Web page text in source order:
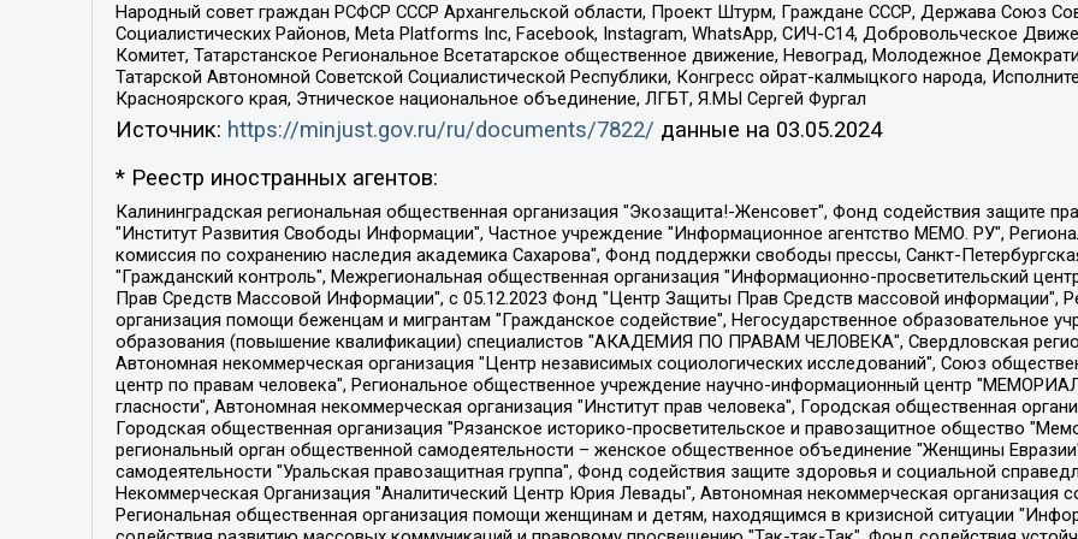
Народный совет граждан РСФСР СССР Архангельской области, Проект Штурм, Граждане СССР, Держава Союз
Социалистических Районов, Meta Platforms Inc, Facebook, Instagram, WhatsApp, СИЧ-С14, Добровольческое
Комитет, Татарстанское Региональное Всетатарское общественное движение, Невоград, Молодежное
Татарской Автономной Советской Социалистической Республики, Конгресс ойрат-калмыцкого народа,
Красноярского края, Этническое национальное объединение, ЛГБТ, Я.МЫ Сергей Фургал
Источник: https://minjust.gov.ru/ru/documents/7822/ данные на 03.05.2024
* Реестр иностранных агентов:
Калининградская региональная общественная организация "Экозащита!-Женсовет", Фонд содействия защите прав и свобод граждан "Общественный вердикт", Фонд "Институт Развития Свободы Информации", Частное учреждение "Информационное агентство МЕМО. РУ", Региональная общественная организация "Общественная комиссия по сохранению наследия академика Сахарова", Фонд поддержки свободы прессы, Санкт-Петербургская общественная правозащитная организация "Гражданский контроль", Межрегиональная общественная организация "Информационно-просветительский центр "Мемориал", Региональный Фонд "Центр Защиты Прав Средств Массовой Информации", с 05.12.2023 Фонд "Центр Защиты Прав Средств массовой информации", Региональная общественная благотворительная организация помощи беженцам и мигрантам "Гражданское содействие", Негосударственное образовательное учреждение дополнительного профессионального образования (повышение квалификации) специалистов "АКАДЕМИЯ ПО ПРАВАМ ЧЕЛОВЕКА", Свердловская региональная общественная организация "Сутяжник", Автономная некоммерческая организация "Центр независимых социологических исследований", Союз общественных объединений "Российский исследовательский центр по правам человека", Региональное общественное учреждение научно-информационный центр "МЕМОРИАЛ", Некоммерческая организация "Фонд защиты гласности", Автономная некоммерческая организация "Институт прав человека", Городская общественная организация "Екатеринбургское общество "МЕМОРИАЛ", Городская общественная организация "Рязанское историко-просветительское и правозащитное общество "Мемориал" (Рязанский Мемориал), Челябинский региональный орган общественной самодеятельности – женское общественное объединение "Женщины Евразии", Челябинский региональный орган общественной самодеятельности "Уральская правозащитная группа", Фонд содействия защите здоровья и социальной справедливости имени Андрея Рылькова, Автономная Некоммерческая Организация "Аналитический Центр Юрия Левады", Автономная некоммерческая организация социальной поддержки населения "Проект Апрель", Региональная общественная организация помощи женщинам и детям, находящимся в кризисной ситуации "Информационно-методический центр "Анна", Фонд содействия развитию массовых коммуникаций и правовому просвещению "Так-так-Так", Фонд содействия устойчивому развитию "Серебряная тайга", Свердловский региональный общественный фонд социальных проектов "Новое время", "Idel.Реалии", Кавказ.Реалии, Крым.Реалии, Телеканал Настоящее Время, Татаро-башкирская служба Радио Свобода (Azatliq Radiosi), Радио Свободная Европа/Радио Свобода (PCE/PC), "Сибирь.Реалии", "Фактограф", Благотворительный фонд помощи осужденным и их семьям, Автономная некоммерческая организация "Институт глобализации и социальных движений", Фонд "В защиту прав заключенных", Частное учреждение "Центр поддержки и содействия развитию средств массовой информации", Пензенский региональный общественный благотворительный фонд "Гражданский союз", "Север.Реалии", Некоммерческая организация Фонд "Правовая инициатива", Общество с ограниченной ответственностью "Радио Свободная Европа/Радио Свобода", Чешское информационное агентство "MEDIUM-ORIENT", Красноярская региональная общественная организация "Мы против СПИДа", Камалягин Денис Николаевич, Маркелов Сергей Евгеньевич, Пономарев Лев Александрович, Савицкая Людмила Алексеевна, Автономная некоммерческая организация "Центр по работе с проблемой насилия "НАСИЛИЮ.НЕТ", Межрегиональный профессиональный союз работников здравоохранения "Альянс врачей", Юридическое лицо, зарегистрированное в Латвийской Республике, SIA "Medusa Project" (регистрационный номер 40103797863, дата регистрации 10.06.2014), Некоммерческая организация "Фонд по борьбе с коррупцией", Автономная некоммерческая организация "Институт права и публичной политики", Баданин Роман Сергеевич, Гликин Максим Александрович, Железнова Мария Михайловна, Лукьянова Юлия Сергеевна, Маетная Елизавета Витальевна, Маняхин Петр Борисович, Чуракова Ольга Владимировна, Ярош Юлия Петровна, Юридическое лицо "The Insider SIA", зарегистрированное в Риге, Латвийская Республика (дата регистрации 26.06.2015), являющееся администратором доменного имени интернет-издания "The Insider SIA", https://theins.ru, Постернак Алексей Евгеньевич, Рубин Михаил Аркадьевич, Анин Роман Александрович, Юридическое лицо Istories fonds, зарегистрированное в Латвийской Республике (регистрационный номер 50008295751, дата регистрации 24.02.2020), Великовский Дмитрий Александрович, Долинина Ирина Николаевна, Мароховская Алеся Алексеевна, Шлейнов Роман Юрьевич, Шмагун Олеся Валентиновна, Общество с ограниченной ответственностью "Альтаир 2021", Общество с ограниченной ответственностью "Вега 2021", Общество с ограниченной ответственностью "Главный редактор 2021", Общество с ограниченной ответственностью "Ромашки монолит", Важенков Артем Валерьевич, Ивановская областная общественная организация "Центр гендерных исследований", Гурман Юрий Альбертович, Медиапроект "ОВД-Инфо", Егоров Владимир Владимирович, Жилинский Владимир Александрович, Общество с ограниченной ответственностью "ЗП", Иванова София Юрьевна, Карезина Инна Павловна, Кильтау Екатерина Викторовна, Петров Алексей Викторович, Пискунов Сергей Евгеньевич, Смирнов Сергей Сергеевич, Тихонов Михаил Сергеевич, Общество с ограниченной ответственностью "ЖУРНАЛИСТ-ИНОСТРАННЫЙ АГЕНТ", Арапова Галина Юрьевна, Вольтская Татьяна Анатольевна, Американская компания "Mason G.E.S. Anonymous Foundation" (США), являющаяся владельцем интернет-издания https://mnews.world/, Компания "Stichting Bellingcat", зарегистрированная в Нидерландах (дата регистрации 11.07.2018), Захаров Андрей Вячеславович, Клепиковская Екатерина Дмитриевна, Общество с ограниченной ответственностью "МЕМО", Перл Роман Александрович, Симонов Евгений Алексеевич, Соловьева Елена Анатольевна, Сотников Даниил Владимирович, Сурначева Елизавета Дмитриевна, Автономная некоммерческая организация по защите прав человека и информированию населения "Якутия – Наше Мнение", Общество с ограниченной ответственностью "Москоу диджитал медиа", с 26.01.2023 Общество с ограниченной ответственностью "Чайка Белые сады", Ветошкина Валерия Валерьевна, Заговора Максим Александрович, Межрегиональное общественное движение "Российская ЛГБТ - сеть", Оленичев Максим Владимирович, Павлов Иван Юрьевич, Скворцова Елена Сергеевна, Общество с ограниченной ответственностью "Как бы инагент", Кочетков Игорь Викторович, Общество с ограниченной ответственностью "Честные выборы", Еланчик Олег Александрович, Общество с ограниченной ответственностью "Нобелевский призыв", Гималова Регина Эмилевна, Григорьев Андрей Валерьевич, Григорьева Алина Александровна, Ассоциация по содействию защите прав призывников, альтернативнослужащих и военнослужащих "Правозащитная группа